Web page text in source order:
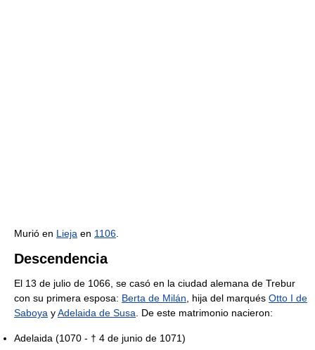
Murió en Lieja en 1106
Descendencia
El 13 de julio de 1066, se casó en la ciudad alemana de Trebur
con su primera esposa: Berta de Milán , hija del marqués Otto I de
Saboya yAdelaida de Susa . De este matrimonio nacieron:
Adelaida (1070 - † 4 de junio de 1071)